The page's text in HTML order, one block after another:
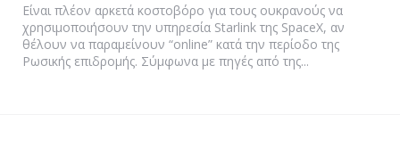
Είναι πλέον αρκετά κοστοβόρο για τους ουκρανούς να
χρησιμοποιήσουν την υπηρεσία Starlink της SpaceX, αν
θέλουν να παραμείνουν “online” κατά την περίοδο της
Ρωσικής επιδρομής. Σύμφωνα με πηγές από της...